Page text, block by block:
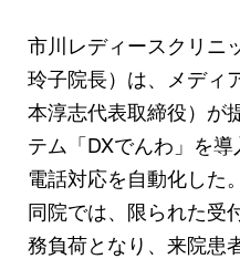
市川レディースクリニ
玲子院長）は、メディ
本淳志代表取締役）が
テム「DXでんわ」を
電話対応を自動化した。
同院では、限られた受
務負荷となり、来院患